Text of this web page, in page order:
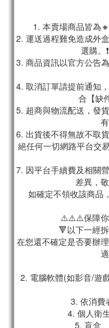
1. 本賣場商品皆為
2. 運送過程難免造成外
選購。
3. 商品資訊以官方公告
4. 取消訂單請提前通知
合【缺
5. 超商與物流配送，發
6. 出貨後不得無故不取
絕任何一切網路平台交
7. 因平台手續費及相關
差異，
如確定不領收該商品
⚠️⚠️⚠️保障你
🔻以下一經
在您還不確定是否要辦
2. 電腦軟體(如影音/遊
3. 依消費
4. 個人衛
5. 盲盒